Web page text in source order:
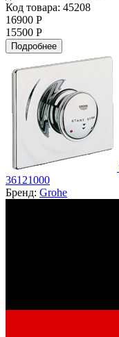
Код товара: 45208
16900 Р
15500 Р
Подробнее
36121000
Бренд: Grohe